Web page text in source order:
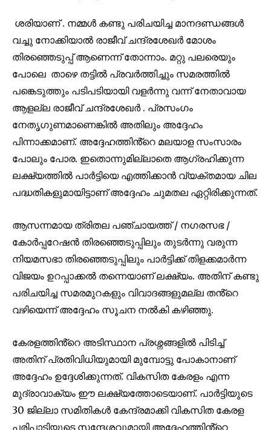
Join our community of
conversation.
To subscribe, simply enter your email address on our website
or click the subscribe button below. Don't worry, we respect
your privacy and won't spam your inbox. Your information is
safe with us.
ശരിയാണ് . നമ്മൾ കണ്ടു പരിചയിച്ച മാനദണ്ഡങ്ങൾ
വച്ചു നോക്കിയാൽ രാജീവ് ചന്ദ്രശേഖർ മോശം
തിരഞ്ഞെടുപ്പ് ആണെന്ന് തോന്നാം. മറ്റു പലരെയും
പോലെ താഴെ തട്ടിൽ പ്രവർത്തിച്ചും സമരത്തിൽ
പങ്കെടുത്തും പടിപടിയായി വളർന്നു വന്ന് നേതാവായ
ആളല്ല രാജീവ് ചന്ദ്രശേഖർ . പ്രസംഗം
നേതൃഗുണമാണെങ്കിൽ അതിലും അദ്ദേഹം
പിന്നാക്കമാണ്. അദ്ദേഹത്തിൻ്റെ മലയാള സംസാരം
പോലും പോര. ഇതൊന്നുമില്ലാതെ ആഗ്രഹിക്കുന്ന
ലക്ഷ്യത്തിൽ പാർട്ടിയെ എത്തിക്കാൻ വ്യക്തമായ ചില
പദ്ധതികളുമായിട്ടാണ് അദ്ദേഹം ചുമതല ഏറ്റിരിക്കുന്നത്.
ആസന്നമായ ത്രിതല പഞ്ചായത്ത് / നഗരസഭ /
കോർപ്പറേഷൻ തിരഞ്ഞെടുപ്പിലും തുടർന്നു വരുന്ന
നിയമസഭാ തിരഞ്ഞെടുപ്പിലും പാർട്ടിക്ക് തിളക്കമാർന്ന
വിജയം ഉറപ്പാക്കൽ തന്നെയാണ് ലക്ഷ്യം. അതിന് കണ്ടു
പരിചയിച്ച സമരമുറകളും വിവാദങ്ങളുമല്ല തൻ്റെ
വഴിയെന്ന് അദ്ദേഹം സൂചന നൽകി കഴിഞ്ഞു.
കേരളത്തിൻ്റെ അടിസ്ഥാന പ്രശ്നങ്ങളിൽ പിടിച്ച്
അതിന് പ്രതിവിധിയുമായി മുമ്പോട്ടു പോകാനാണ്
അദ്ദേഹം ഉദ്ദേശിക്കുന്നത്. വികസിത കേരളം എന്ന
മുദ്രാവാക്യം ഈ ലക്ഷ്യത്തോടെയാണ്. പാർട്ടിയുടെ
30 ജില്ലാ സമിതികൾ കേന്ദ്രമാക്കി വികസിത കേരള
പരിപാടിയുടെ സന്ദേശവുമായി അദ്ദേഹത്തിൻ്റെ